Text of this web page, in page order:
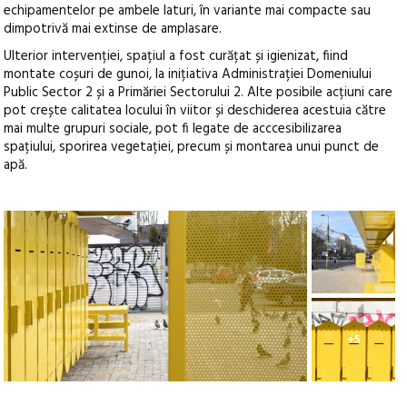
echipamentelor pe ambele laturi, în variante mai compacte sau
dimpotrivă mai extinse de amplasare.
Ulterior intervenției, spațiul a fost curățat și igienizat, fiind
montate coșuri de gunoi, la inițiativa Administrației Domeniului
Public Sector 2 și a Primăriei Sectorului 2. Alte posibile acțiuni care
pot crește calitatea locului în viitor și deschiderea acestuia către
mai multe grupuri sociale, pot fi legate de acccesibilizarea
spațiului, sporirea vegetației, precum și montarea unui punct de
apă.
+5